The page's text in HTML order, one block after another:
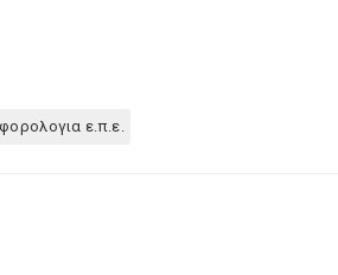
φορολογια ε.π.ε.